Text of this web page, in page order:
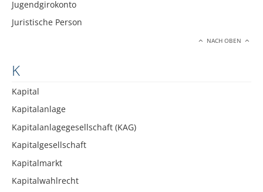
Jugendgirokonto
Juristische Person
NACH OBEN
K
Kapital
Kapitalanlage
Kapitalanlagegesellschaft (KAG)
Kapitalgesellschaft
Kapitalmarkt
Kapitalwahlrecht